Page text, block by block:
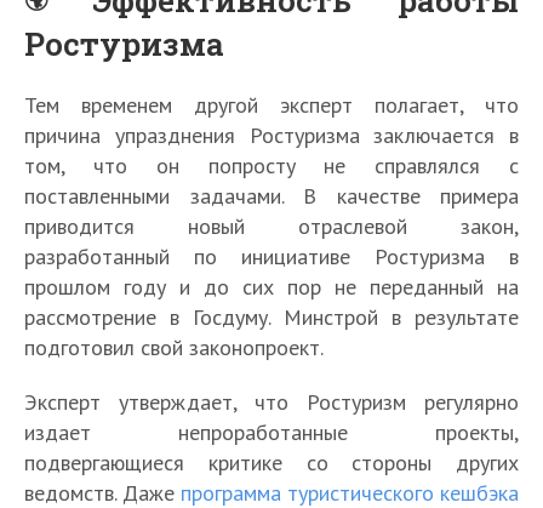
Ростуризма
Тем временем другой эксперт полагает, что
причина упразднения Ростуризма заключается в
том, что он попросту не справлялся с
поставленными задачами. В качестве примера
приводится новый отраслевой закон,
разработанный по инициативе Ростуризма в
прошлом году и до сих пор не переданный на
рассмотрение в Госдуму. Минстрой в результате
подготовил свой законопроект.
Эксперт утверждает, что Ростуризм регулярно
издает непроработанные проекты,
подвергающиеся критике со стороны других
ведомств. Даже программа туристического кешбэка